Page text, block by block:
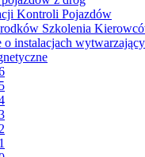
Kontroli Pojazdów
Szkolenia
o instalacjach